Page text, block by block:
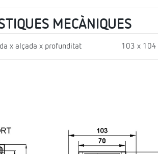
MECÀNIQUES
x alçada x profunditat 103 x 104